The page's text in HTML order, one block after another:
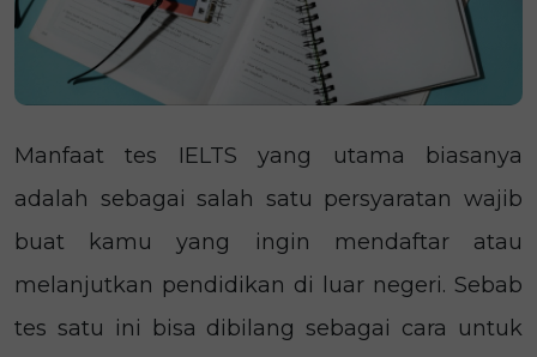
Manfaat tes IELTS yang utama biasanya
adalah sebagai salah satu persyaratan wajib
buat kamu yang ingin mendaftar atau
melanjutkan pendidikan di luar negeri. Sebab
tes satu ini bisa dibilang sebagai cara untuk